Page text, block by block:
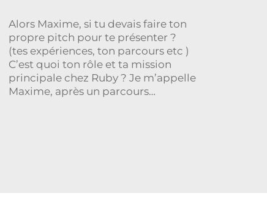
Alors Maxime, si tu devais faire ton
propre pitch pour te présenter ?
(tes expériences, ton parcours etc )
C’est quoi ton rôle et ta mission
principale chez Ruby ? Je m’appelle
Maxime, après un parcours